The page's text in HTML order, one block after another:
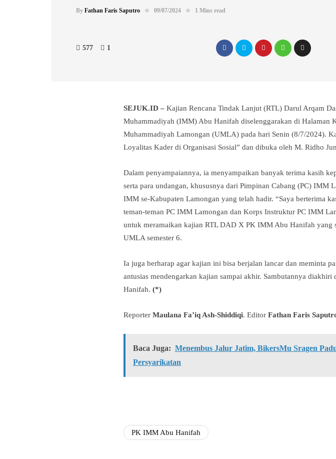
By Fathan Faris Saputro 09/07/2024 1 Mins read
577 1
SEJUK.ID – Kajian Rencana Tindak Lanjut (RTL) Darul Arqam
Muhammadiyah (IMM) Abu Hanifah diselenggarakan di Halaman
Muhammadiyah Lamongan (UMLA) pada hari Senin (8/7/2024).
Loyalitas Kader di Organisasi Sosial” dan dibuka oleh M. Ridho
Dalam penyampaiannya, ia menyampaikan banyak terima kasih
serta para undangan, khususnya dari Pimpinan Cabang (PC)
IMM se-Kabupaten Lamongan yang telah hadir. “Saya berterima
teman-teman PC IMM Lamongan dan Korps Instruktur PC IMM
untuk meramaikan kajian RTL DAD X PK IMM Abu Hanifah yang
UMLA semester 6.
Ia juga berharap agar kajian ini bisa berjalan lancar dan meminta
antusias mendengarkan kajian sampai akhir. Sambutannya
Hanifah. (*)
Reporter Maulana Fa’iq Ash-Shiddiqi. Editor Fathan Faris
Baca Juga: Menembus Jalur Jatim, BikersMu Sragen
Persyarikatan
PK IMM Abu Hanifah